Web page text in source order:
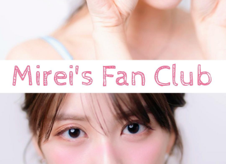
RADIO
PHOTO
Q&A
公式グッズサイト
会員登録 ログイン